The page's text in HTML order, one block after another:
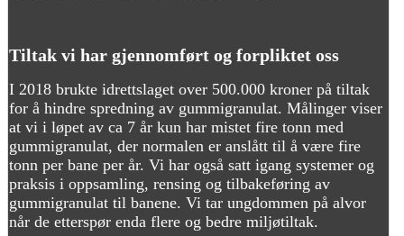
Tiltak vi har gjennomført og forpliktet oss
I 2018 brukte idrettslaget over 500.000 kroner på tiltak
for å hindre spredning av gummigranulat. Målinger viser
at vi i løpet av ca 7 år kun har mistet fire tonn med
gummigranulat, der normalen er anslått til å være fire
tonn per bane per år. Vi har også satt igang systemer og
praksis i oppsamling, rensing og tilbakeføring av
gummigranulat til banene. Vi tar ungdommen på alvor
når de etterspør enda flere og bedre miljøtiltak.